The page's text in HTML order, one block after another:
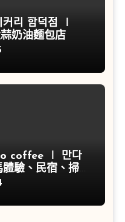
리 함덕점 ∣
奶油麵包店
coffee ∣ 만다
驗、民宿、掃帚